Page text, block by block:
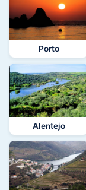
Porto
Alentejo